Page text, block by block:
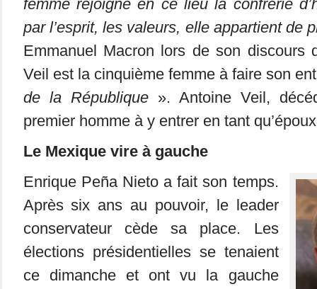
femme rejoigne en ce lieu la confrérie
par l’esprit, les valeurs, elle appartient de
Emmanuel Macron lors de son discours
Veil est la cinquième femme à faire son
de la République». Antoine Veil,
premier homme à y entrer en tant
Le Mexique vire à gauche
Enrique Peña Nieto a fait son temps.
Après six ans au pouvoir, le leader
conservateur cède sa place. Les
élections présidentielles se tenaient
ce dimanche et ont vu la gauche